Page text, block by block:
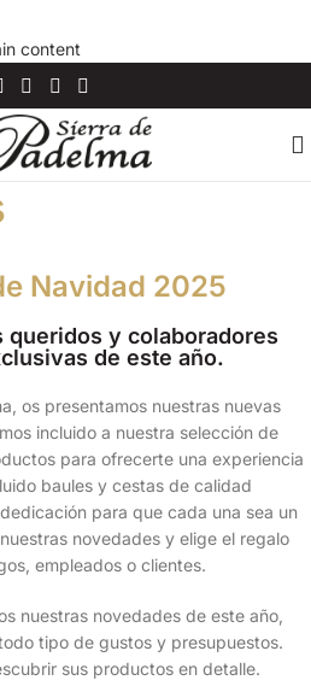
content
Navidad 2025
queridos y colaboradores
de este año.
os presentamos nuestras nuevas
incluido a nuestra selección de
para ofrecerte una experiencia
baules y cestas de calidad
para que cada una sea un
novedades y elige el regalo
empleados o clientes.
nuestras novedades de este año,
tipo de gustos y presupuestos.
sus productos en detalle.